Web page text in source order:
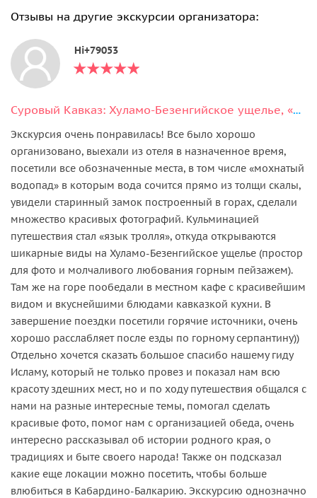
Отзывы на другие экскурсии организатора:
Hi+79053
Суровый Кавказ: Хуламо-Безенгийское ущелье, «Замок Людоедов», Язык тролля
Экскурсия очень понравилась! Все было хорошо
организовано, выехали из отеля в назначенное время,
посетили все обозначенные места, в том числе «мохнатый
водопад» в которым вода сочится прямо из толщи скалы,
увидели старинный замок построенный в горах, сделали
множество красивых фотографий. Кульминацией
путешествия стал «язык тролля», откуда открываются
шикарные виды на Хуламо-Безенгийское ущелье (простор
для фото и молчаливого любования горным пейзажем).
Там же на горе пообедали в местном кафе с красивейшим
видом и вкуснейшими блюдами кавказкой кухни. В
завершение поездки посетили горячие источники, очень
хорошо расслабляет после езды по горному серпантину))
Отдельно хочется сказать большое спасибо нашему гиду
Исламу, который не только провез и показал нам всю
красоту здешних мест, но и по ходу путешествия общался с
нами на разные интересные темы, помогал сделать
красивые фото, помог нам с организацией обеда, очень
интересно рассказывал об истории родного края, о
традициях и быте своего народа! Также он подсказал
какие еще локации можно посетить, чтобы больше
влюбиться в Кабардино-Балкарию. Экскурсию однозначно